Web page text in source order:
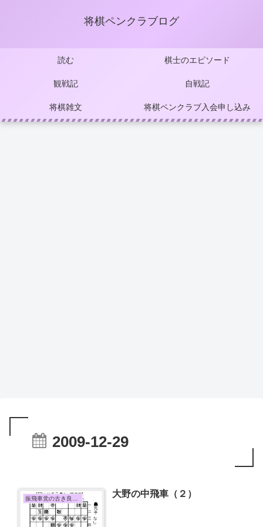
将棋ペンクラブログ
読む 棋士のエピソード
観戦記 自戦記
将棋雑文 将棋ペンクラブ入会申し込み
2009-12-29
大野の中飛車（２）